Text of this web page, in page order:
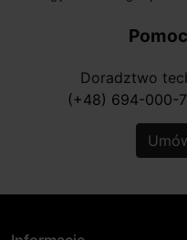
Doradztwo
(+48) 694-000-